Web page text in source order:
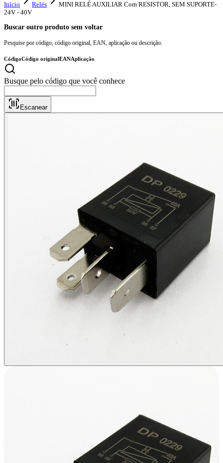
Início Relés
MINI RELÉ AUXILIAR Com RESISTOR, SEM SUPORTE-
24V - 40V
Buscar outro produto sem voltar
Pesquise por código, código original, EAN, aplicação ou descrição.
CódigoCódigo originalEANAplicação
Busque p
Escanear